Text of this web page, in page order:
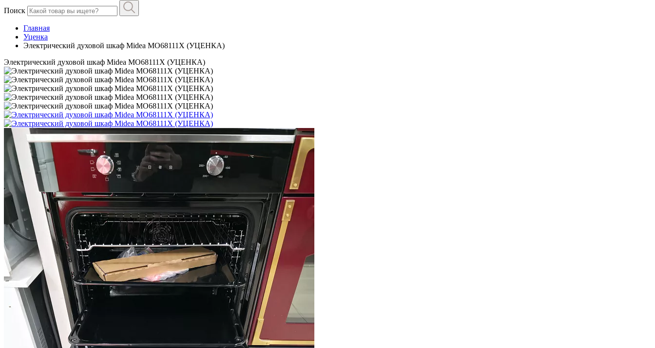
Поиск
Главная
Уценка
Электрический духовой шкаф Midea MO68111X (УЦЕНКА)
Электрический духовой шкаф Midea MO68111X (УЦЕНКА)